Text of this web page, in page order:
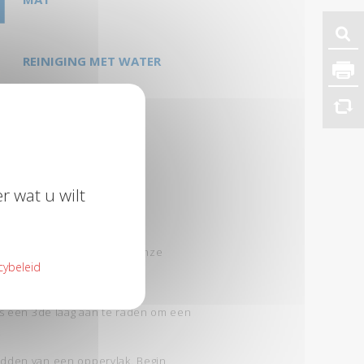
REINIGING MET WATER
meer applicatietips in onze
3de laag aan te raden om een
van een oppervlak. Begin
wat u wilt